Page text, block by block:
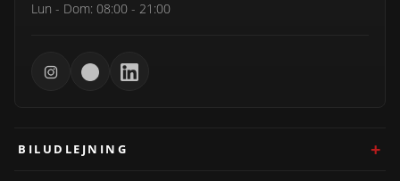
Lun - Dom: 08:00 - 21:00
BILUDLEJNING